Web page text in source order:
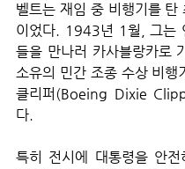
벨트는 재임 중 비행기를 탄
이었다. 1943년 1월, 그는
들을 만나러 카사블랑카로
소유의 민간 조종 수상 비행
클리퍼(Boeing Dixie
다.
특히 전시에 대통령을 안전